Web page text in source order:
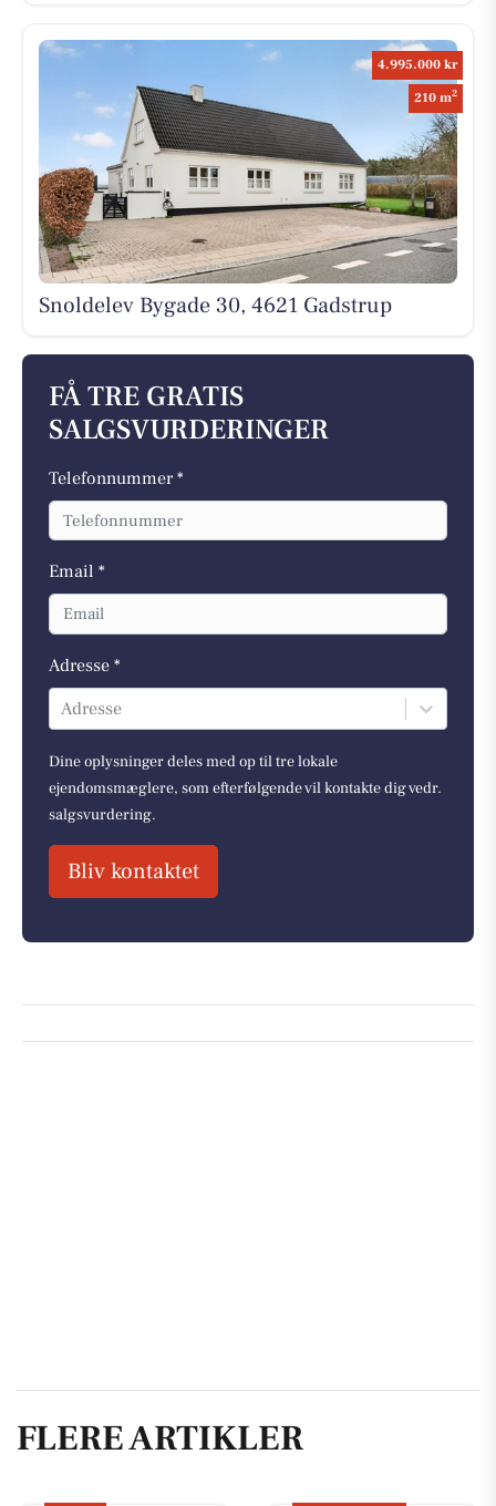
4.995.000 kr
210 m2
Snoldelev Bygade 30, 4621 Gadstrup
FÅ TRE GRATIS
SALGSVURDERINGER
Telefonnummer *
Email *
Adresse *
Adresse
Dine oplysninger deles med op til tre lokale
ejendomsmæglere, som efterfølgende vil kontakte dig vedr.
salgsvurdering.
Bliv kontaktet
FLERE ARTIKLER